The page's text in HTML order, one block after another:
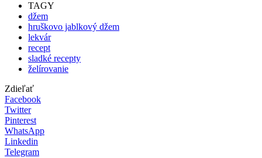
TAGY
džem
hruškovo jablkový džem
lekvár
recept
sladké recepty
želírovanie
Zdieľať
Facebook
Twitter
Pinterest
WhatsApp
Linkedin
Telegram